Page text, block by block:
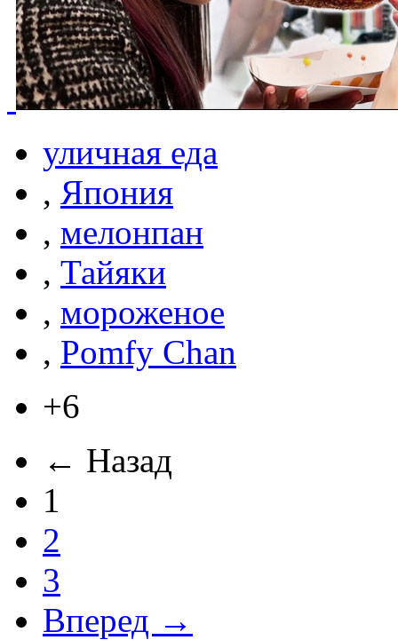
уличная еда
, Япония
, мелонпан
, Тайяки
, мороженое
, Pomfy Chan
+6
← Назад
1
2
3
Вперед →